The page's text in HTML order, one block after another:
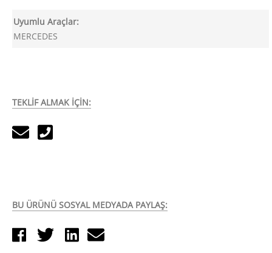
Uyumlu Araçlar:
MERCEDES
TEKLİF ALMAK İÇİN:
BU ÜRÜNÜ SOSYAL MEDYADA PAYLAŞ: